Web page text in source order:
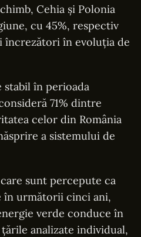
Cehia şi Polonia
cu 45%, respectiv
în evoluţia de
stabil în perioada
71% dintre
celor din România
a sistemului de
sunt percepute ca
în următorii cinci ani,
verde conduce în
analizate individual,